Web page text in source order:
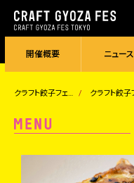
開催概要 ニュース
クラフト餃子フェス